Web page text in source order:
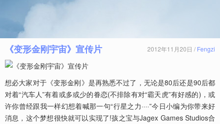
《变形金刚宇宙》宣传片 2012年11月20日 / Fengzi
想必大家对于《变形金刚》是再熟悉不过了，无论是80后还是90后都
对着“汽车人”有着或多或少的眷恋(不排除有对“霸天虎”有好感的)，或
许你曾经跟我一样幻想着喊那一句“行星之力····”今日小编为你带来好
消息，这个梦想很快就可以实现了!孩之宝与Jagex Games Studios合